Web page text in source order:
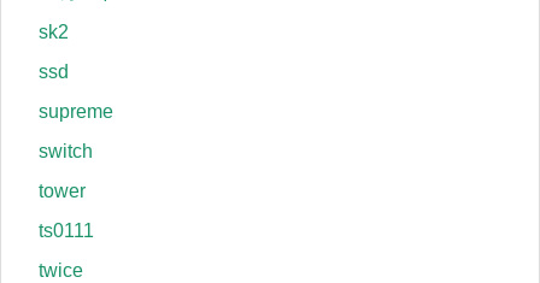
sk2
ssd
supreme
switch
tower
ts0111
twice